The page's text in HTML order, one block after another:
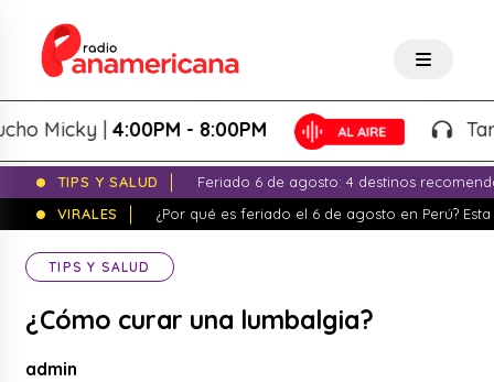
Micky |4:00PM - 8:00PM
TIPS Y SALUD
Feriado 6 de agosto: 4 destinos
VIRALES
¿Por qué es feriado el 6 de agosto en Perú?
TIPS Y SALUD
¿Cómo curar una lumbalgia?
admin